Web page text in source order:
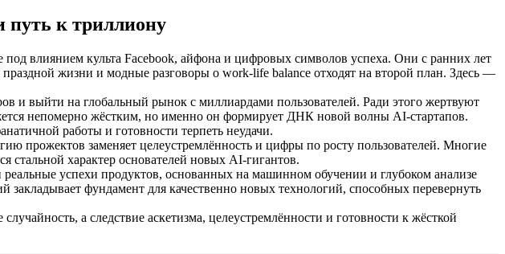
путь к триллиону
влиянием культа Facebook, айфона и цифровых символов успеха. Они с ранних лет
жизни и модные разговоры о work-life balance отходят на второй план. Здесь —
и выйти на глобальный рынок с миллиардами пользователей. Ради этого жертвуют
непомерно жёстким, но именно он формирует ДНК новой волны AI-стартапов.
работы и готовности терпеть неудачи.
прожектов заменяет целеустремлённость и цифры по росту пользователей. Многие
стальной характер основателей новых AI-гигантов.
успехи продуктов, основанных на машинном обучении и глубоком анализе
фундамент для качественно новых технологий, способных перевернуть
а следствие аскетизма, целеустремлённости и готовности к жёсткой